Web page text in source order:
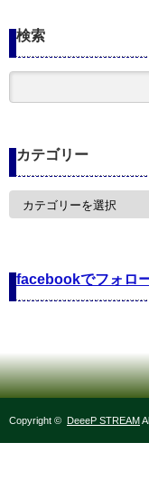
検索
カテゴリー
カ
facebookでフォロ
Copyright © DeeeP STREAM